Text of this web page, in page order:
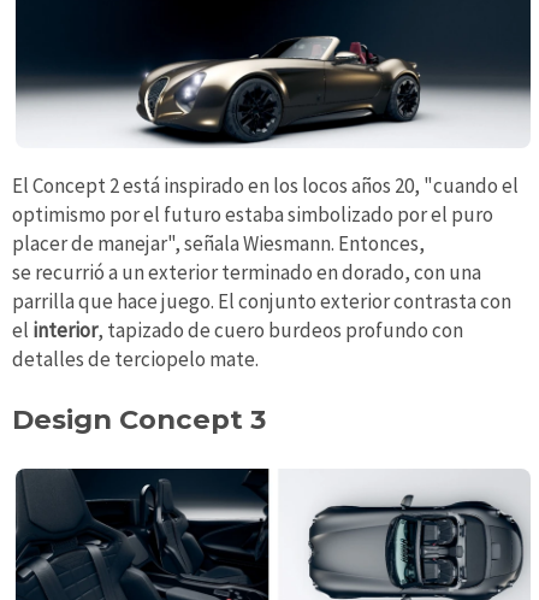
El Concept 2 está inspirado en los locos años 20, "cuando el
optimismo por el futuro estaba simbolizado por el puro
placer de manejar", señala Wiesmann. Entonces,
se recurrió a un exterior terminado en dorado, con una
parrilla que hace juego. El conjunto exterior contrasta con
el interior, tapizado de cuero burdeos profundo con
detalles de terciopelo mate.
Design Concept 3